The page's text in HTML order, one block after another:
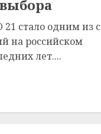
21 стало одним из
на российском
лет....